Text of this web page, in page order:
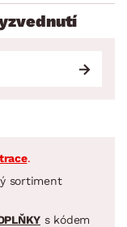
.
sortiment
s kódem